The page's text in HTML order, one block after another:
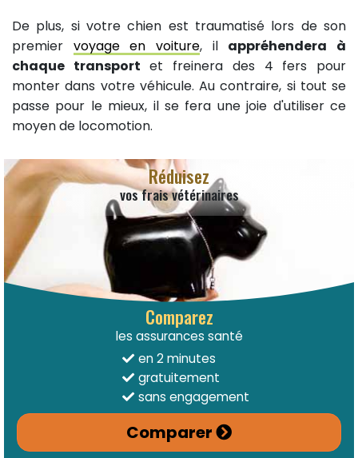
De plus, si votre chien est traumatisé lors de son
premier voyage en voiture, il appréhendera à
chaque transport et freinera des 4 fers pour
monter dans votre véhicule. Au contraire, si tout se
passe pour le mieux, il se fera une joie d'utiliser ce
moyen de locomotion.
Réduisez
vos frais vétérinaires
Comparez
les assurances santé
en 2 minutes
gratuitement
sans engagement
Comparer